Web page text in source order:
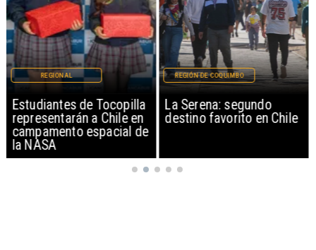
Estudiantes de Tocopilla
representarán a Chile en
campamento espacial de
la NASA
REGIONAL
La Serena: segundo
destino favorito en Chile
REGIÓN DE COQUIMBO